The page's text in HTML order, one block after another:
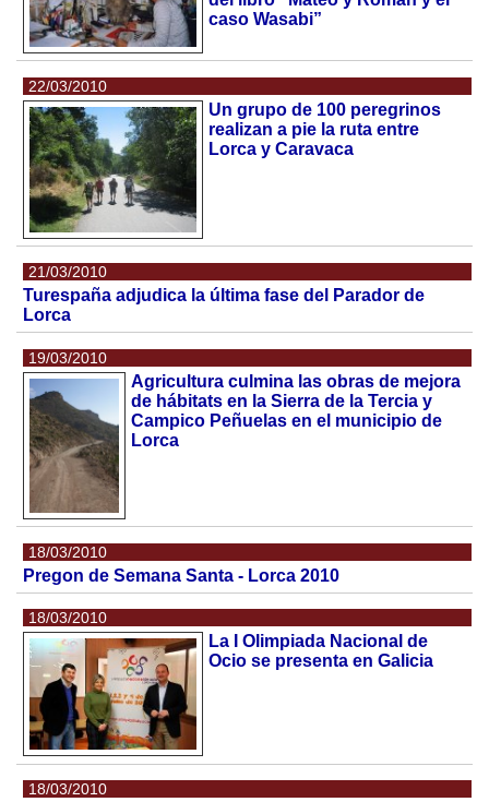
caso Wasabi”
22/03/2010
Un grupo de 100 peregrinos
realizan a pie la ruta entre
Lorca y Caravaca
21/03/2010
Turespaña adjudica la última fase del Parador de
Lorca
19/03/2010
Agricultura culmina las obras de mejora
de hábitats en la Sierra de la Tercia y
Campico Peñuelas en el municipio de
Lorca
18/03/2010
Pregon de Semana Santa - Lorca 2010
18/03/2010
La I Olimpiada Nacional de
Ocio se presenta en Galicia
18/03/2010